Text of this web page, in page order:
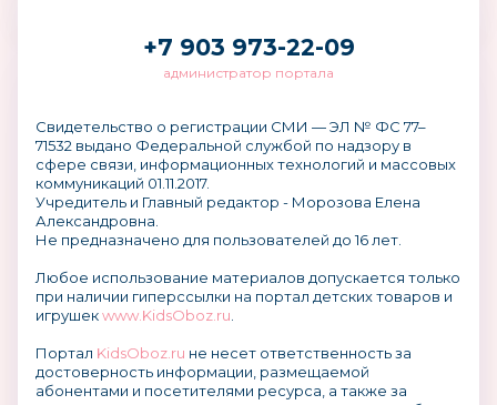
+7 903 973-22-09
администратор портала
Свидетельство о регистрации СМИ — ЭЛ № ФС 77–
71532 выдано Федеральной службой по надзору в
сфере связи, информационных технологий и массовых
коммуникаций 01.11.2017.
Учредитель и Главный редактор - Морозова Елена
Александровна.
Не предназначено для пользователей до 16 лет.
Любое использование материалов допускается только
при наличии гиперссылки на портал детских товаров и
игрушекwww.KidsOboz.ru
Портал KidsOboz.ru не несет ответственность за
достоверность информации, размещаемой
абонентами и посетителями ресурса, а также за